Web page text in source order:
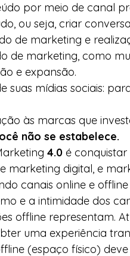
por meio de canal
ou seja, criar
de marketing e
de marketing, como
e expansão.
suas mídias sociais:
às marcas que
não se estabelece.
4.0 é
marketing digital, e
canais online e
e a intimidade dos
offline representam.
uma experiência
(espaço físico)